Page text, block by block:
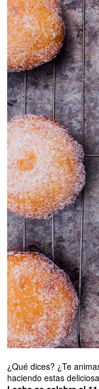
¿Qué dices? ¿Te
haciendo estas